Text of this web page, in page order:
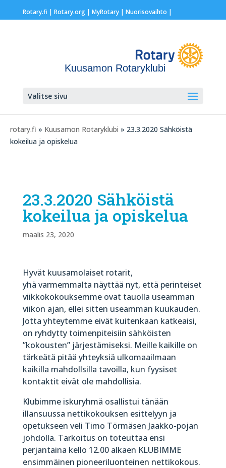
Rotary.fi | Rotary.org| MyRotary | Nuorisovaihto |
Kuusamon Rotaryklubi
Valitse sivu
rotary.fi » Kuusamon Rotaryklubi » 23.3.2020 Sähköistä
kokeilua ja opiskelua
23.3.2020 Sähköistä
kokeilua ja opiskelua
maalis 23, 2020
Hyvät kuusamolaiset rotarit,
yhä varmemmalta näyttää nyt, että perinteiset
viikkokokouksemme ovat tauolla useamman
viikon ajan, ellei sitten useamman kuukauden.
Jotta yhteytemme eivät kuitenkaan katkeaisi,
on ryhdytty toimenpiteisiin sähköisten
”kokousten” järjestämiseksi. Meille kaikille on
tärkeätä pitää yhteyksiä ulkomaailmaan
kaikilla mahdollsilla tavoilla, kun fyysiset
kontaktit eivät ole mahdollisia.
Klubimme iskuryhmä osallistui tänään
illansuussa nettikokouksen esittelyyn ja
opetukseen veli Timo Törmäsen Jaakko-pojan
johdolla. Tarkoitus on toteuttaa ensi
perjantaina kello 12.00 alkaen KLUBIMME
ensimmäinen pioneeriluonteinen nettikokous.